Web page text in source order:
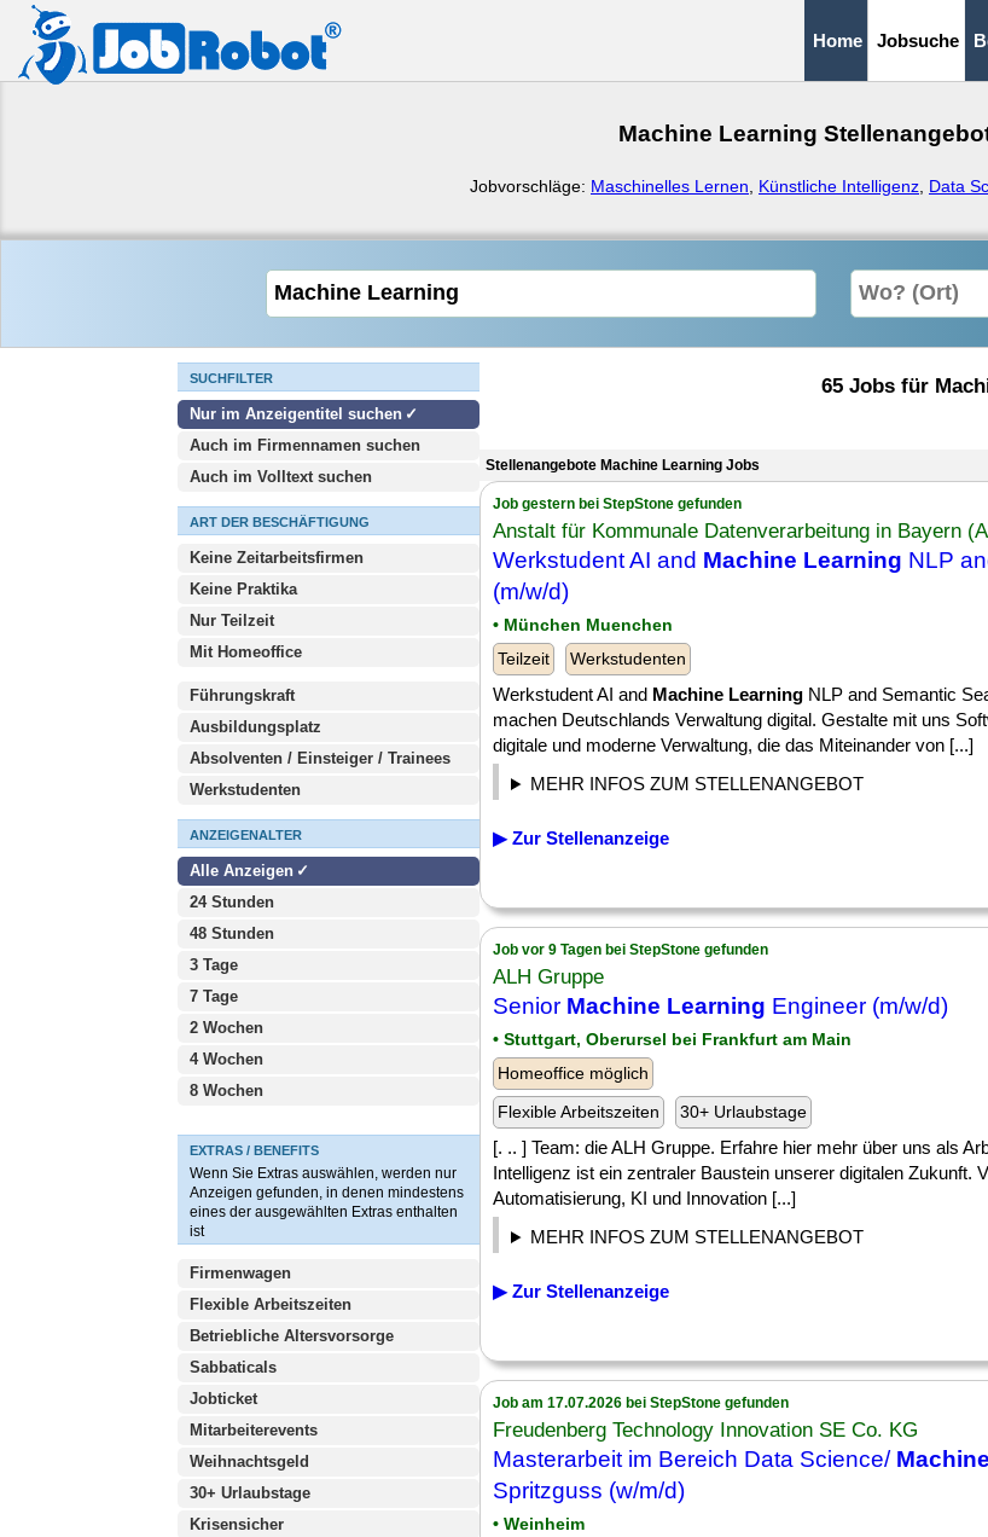
Home Jobsuche
Machine Learning
Jobvorschläge: Maschinelles Lernen Künstliche Intelligenz Data
SUCHFILTER
Nur im Anzeigentitel suchen
Auch im Firmennamen suchen
Auch im Volltext suchen
ART DER BESCHÄFTIGUNG
Keine Zeitarbeitsfirmen
Keine Praktika
Nur Teilzeit
Mit Homeoffice
Führungskraft
Ausbildungsplatz
Absolventen / Einsteiger / Trainees
Werkstudenten
ANZEIGENALTER
Alle Anzeigen
24 Stunden
48 Stunden
3 Tage
7 Tage
2 Wochen
4 Wochen
8 Wochen
EXTRAS / BENEFITS
Wenn Sie Extras auswählen, werden nur
Anzeigen gefunden, in denen mindestens
eines der ausgewählten Extras enthalten
ist
Firmenwagen
Flexible Arbeitszeiten
Betriebliche Altersvorsorge
Sabbaticals
Jobticket
Mitarbeiterevents
Weihnachtsgeld
30+ Urlaubstage
Krisensicher
65 Jobs für
Stellenangebote Machine Learning Jobs
Job gestern bei StepStone gefunden
Anstalt für Kommunale Datenverarbeitung in Bayern
Werkstudent AI and Machine Learning NLP
(m/w/d)
• München Muenchen
Teilzeit
Werkstudenten
Werkstudent AI and Machine Learning NLP and Semantic
machen Deutschlands Verwaltung digital. Gestalte mit uns
digitale und moderne Verwaltung, die das Miteinander von [...]
MEHR INFOS ZUM STELLENANGEBOT
▶ Zur Stellenanzeige
Job vor 9 Tagen bei StepStone gefunden
ALH Gruppe
Senior Machine Learning Engineer (m/w/d)
• Stuttgart, Oberursel bei Frankfurt am Main
Homeoffice möglich
Flexible Arbeitszeiten
30+ Urlaubstage
[. .. ] Team: die ALH Gruppe. Erfahre hier mehr über uns als
Intelligenz ist ein zentraler Baustein unserer digitalen Zukunft.
Automatisierung, KI und Innovation [...]
MEHR INFOS ZUM STELLENANGEBOT
▶ Zur Stellenanzeige
Job am 17.07.2026 bei StepStone gefunden
Freudenberg Technology Innovation SE Co. KG
Masterarbeit im Bereich Data Science/
Spritzguss (w/m/d)
• Weinheim